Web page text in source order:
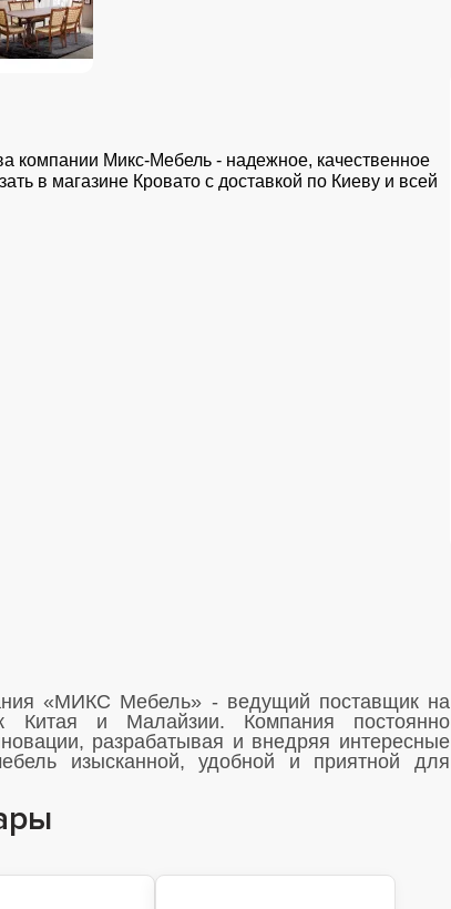
компании Микс-Мебель - надежное, качественное
в магазине Кровато с доставкой по Киеву и всей
«МИКС Мебель» - ведущий поставщик на
Китая и Малайзии. Компания постоянно
разрабатывая и внедряя интересные
изысканной, удобной и приятной для